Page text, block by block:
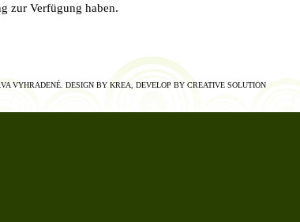
zur Verfügung haben.
VYHRADENÉ. DESIGN BY KREA , DEVELOP BY CREATIVE SOLUTION